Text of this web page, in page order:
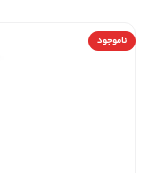
ناموجود